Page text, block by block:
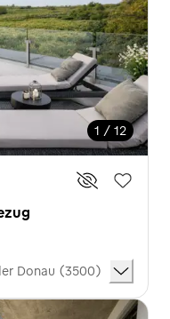
1 / 12
Donau (3500)